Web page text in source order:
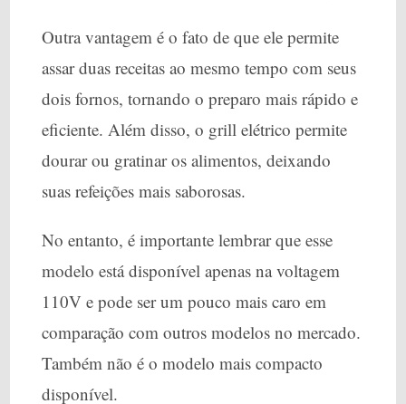
Outra vantagem é o fato de que ele permite
assar duas receitas ao mesmo tempo com seus
dois fornos, tornando o preparo mais rápido e
eficiente. Além disso, o grill elétrico permite
dourar ou gratinar os alimentos, deixando
suas refeições mais saborosas.
No entanto, é importante lembrar que esse
modelo está disponível apenas na voltagem
110V e pode ser um pouco mais caro em
comparação com outros modelos no mercado.
Também não é o modelo mais compacto
disponível.